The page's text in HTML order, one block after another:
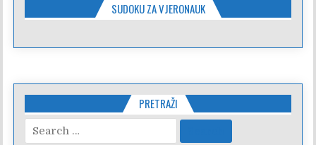
SUDOKU ZA VJERONAUK
PRETRAŽI
Search
for: